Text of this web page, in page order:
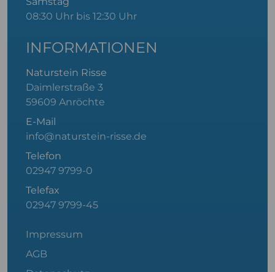
08:30 Uhr bis 12:30 Uhr
INFORMATIONEN
Naturstein Risse
Daimlerstraße 3
59609 Anröchte
E-Mail
info@naturstein-risse.de
Telefon
02947 9799-0
Telefax
02947 9799-45
Impressum
AGB